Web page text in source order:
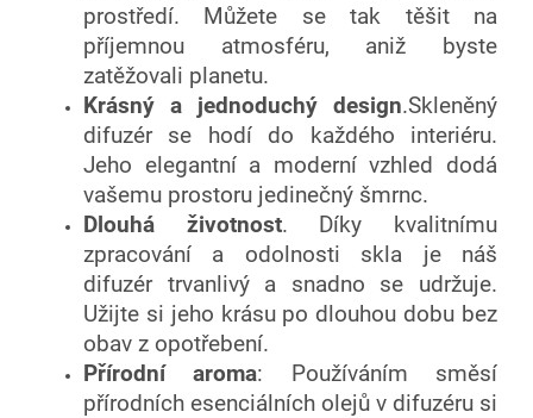
prostředí. Můžete se tak těšit na
příjemnou atmosféru, aniž byste
zatěžovali planetu.
Krásný a jednoduchý design.Skleněný
difuzér se hodí do každého interiéru.
Jeho elegantní a moderní vzhled dodá
vašemu prostoru jedinečný šmrnc.
Dlouhá životnost. Díky kvalitnímu
zpracování a odolnosti skla je náš
difuzér trvanlivý a snadno se udržuje.
Užijte si jeho krásu po dlouhou dobu bez
obav z opotřebení.
Přírodní aroma: Používáním směsí
přírodních esenciálních olejů v difuzéru si